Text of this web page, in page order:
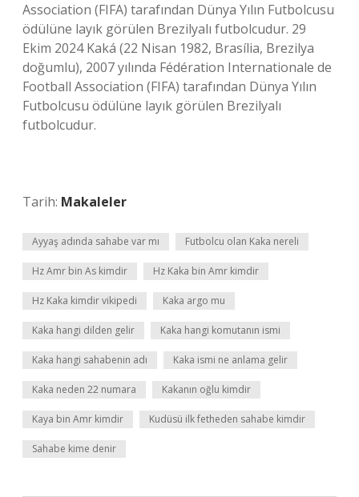
Association (FIFA) tarafından Dünya Yılın Futbolcusu
ödülüne layık görülen Brezilyalı futbolcudur. 29
Ekim 2024 Kaká (22 Nisan 1982, Brasília, Brezilya
doğumlu), 2007 yılında Fédération Internationale de
Football Association (FIFA) tarafından Dünya Yılın
Futbolcusu ödülüne layık görülen Brezilyalı
futbolcudur.
Tarih: Makaleler
Ayyaş adında sahabe var mı Futbolcu olan Kaka nereli
Hz Amr bin As kimdir Hz Kaka bin Amr kimdir
Hz Kaka kimdir vikipedi Kaka argo mu
Kaka hangi dilden gelir Kaka hangi komutanın ismi
Kaka hangi sahabenin adı Kaka ismi ne anlama gelir
Kaka neden 22 numara Kakanın oğlu kimdir
Kaya bin Amr kimdir Kudüsü ilk fetheden sahabe kimdir
Sahabe kime denir